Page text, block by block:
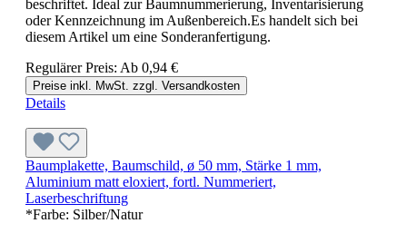
beschriftet. Ideal zur Baumnummerierung, Inventarisierung
oder Kennzeichnung im Außenbereich.Es handelt sich bei
diesem Artikel um eine Sonderanfertigung.
Regulärer Preis: Ab 0,94 €
Preise inkl. MwSt. zzgl. Versandkosten
Details
Baumplakette, Baumschild, ø 50 mm, Stärke 1 mm,
Aluminium matt eloxiert, fortl. Nummeriert,
Laserbeschriftung
*Farbe: Silber/Natur